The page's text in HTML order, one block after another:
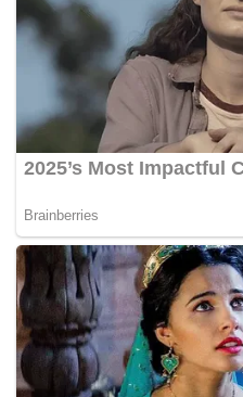
Kebangsaan Khairy
terdapat juga kluster
Sabah, Negeri Sembilan
“Jangkitan Covid-19 ini
melalui rakan sekerja atau
sebelum ini susulan
semula secara berperingkat
“Pematuhan SOP (prosedur
norma baharu, bukan hanya
tetapi juga semasa berada
dan lain-lain,” kata Dr Adham.